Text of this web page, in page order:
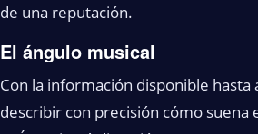
de una reputación.
El ángulo musical
Con la información disponible hasta
describir con precisión cómo suena